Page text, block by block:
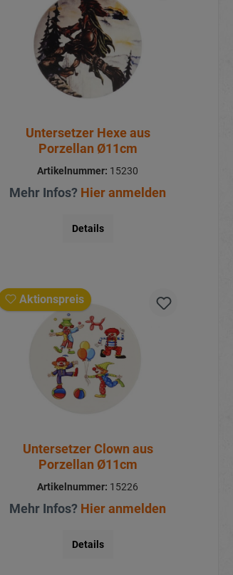
Untersetzer Hexe aus
Porzellan Ø11cm
Artikelnummer: 15230
Mehr Infos? Hier anmelden
Details
Aktionspreis
Untersetzer Clown aus
Porzellan Ø11cm
Artikelnummer: 15226
Mehr Infos? Hier anmelden
Details